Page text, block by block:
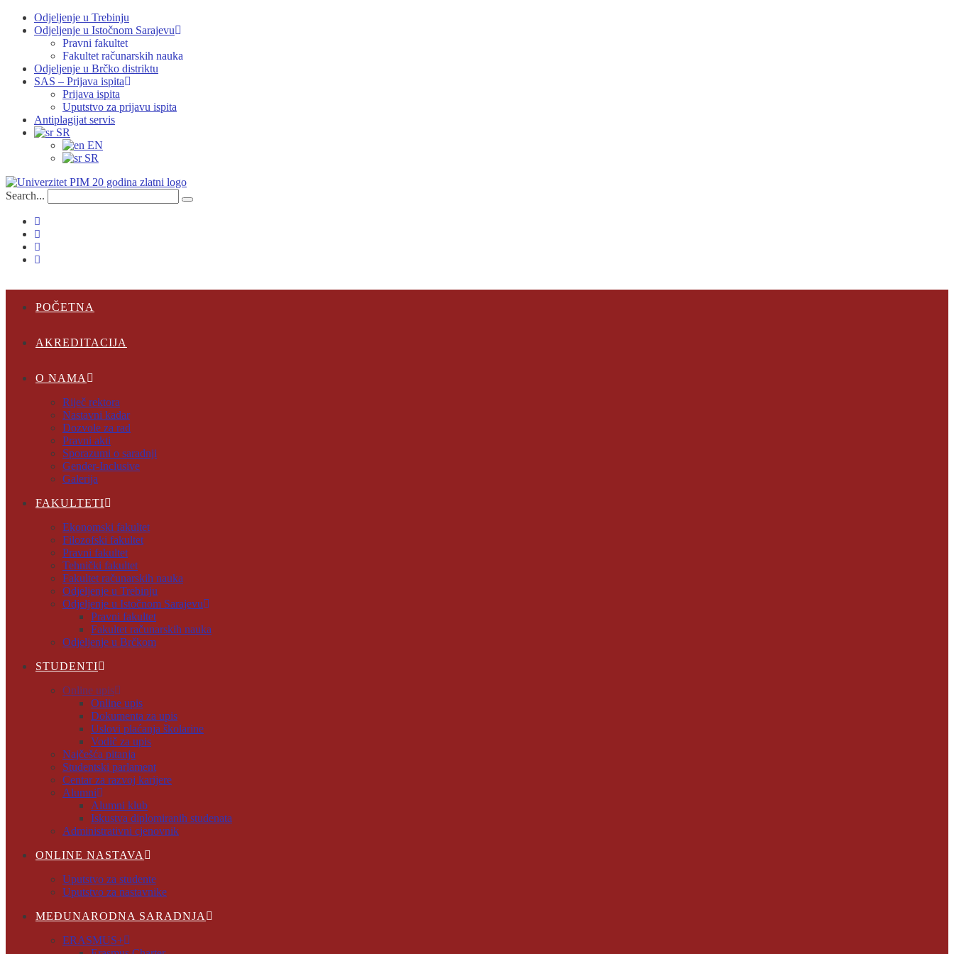
Odjeljenje u Trebinju
Odjeljenje u Istočnom Sarajevu
Pravni fakultet
Fakultet računarskih nauka
Odjeljenje u Brčko distriktu
SAS – Prijava ispita
Prijava ispita
Uputstvo za prijavu ispita
Antiplagijat servis
SR
EN
SR
Search...
POČETNA
AKREDITACIJA
O NAMA
Riječ rektora
Nastavni kadar
Dozvole za rad
Pravni akti
Sporazumi o saradnji
Gender-Inclusive
Galerija
FAKULTETI
Ekonomski fakultet
Filozofski fakultet
Pravni fakultet
Tehnički fakultet
Fakultet računarskih nauka
Odjeljenje u Trebinju
Odjeljenje u Istočnom Sarajevu
Pravni fakultet
Fakultet računarskih nauka
Odjeljenje u Brčkom
STUDENTI
Online upis
Online upis
Dokumenta za upis
Uslovi plaćanja školarine
Vodič za upis
Najčešća pitanja
Studentski parlament
Centar za razvoj karijere
Alumni
Alumni klub
Iskustva diplomiranih studenata
Administrativni cjenovnik
ONLINE NASTAVA
Uputstvo za studente
Uputstvo za nastavnike
MEĐUNARODNA SARADNJA
ERASMUS+